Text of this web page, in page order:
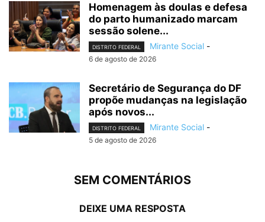
Homenagem às doulas e defesa
do parto humanizado marcam
sessão solene...
DISTRITO FEDERAL Mirante Social -
6 de agosto de 2026
Secretário de Segurança do DF
propõe mudanças na legislação
após novos...
DISTRITO FEDERAL Mirante Social -
5 de agosto de 2026
SEM COMENTÁRIOS
DEIXE UMA RESPOSTA